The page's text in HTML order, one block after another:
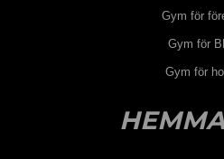
Gym för
Gym för
Gym för